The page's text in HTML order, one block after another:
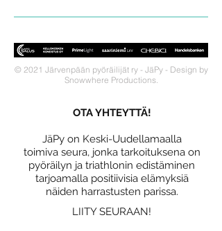
© 2021 Järvenpään pyöräilijät ry - JäPy - Design by
Snowwhere Productions.
OTA YHTEYTTÄ!
JäPy on Keski-Uudellamaalla
toimiva seura, jonka tarkoituksena on
pyöräilyn ja triathlonin edistäminen
tarjoamalla positiivisia elämyksiä
näiden harrastusten parissa.
LIITY SEURAAN!